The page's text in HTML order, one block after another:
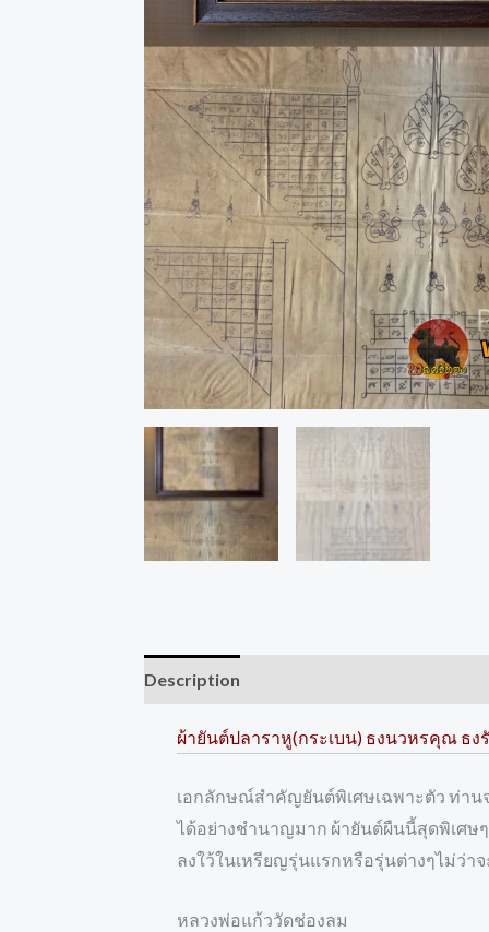
Description
ผ้ายันต์ปลาราหู(กระเบน) ธงนวหรคุณ ธ
เอกลักษณ์สำคัญยันต์พิเศษเฉพาะตัว ท่า
ได้อย่างชำนาญมาก ผ้ายันต์ผืนนี้สุดพิเศษ
ลงใว้ในเหรียญรุ่นแรกหรือรุ่นต่างๆไม่ว่า
หลวงพ่อแก้ววัดช่องลม